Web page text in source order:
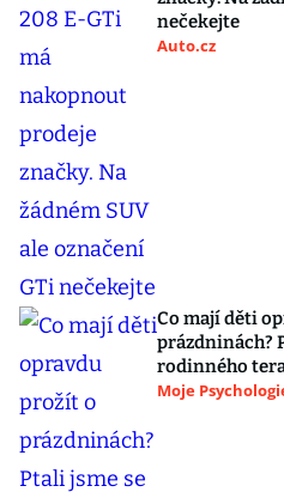
nečekejte
Auto.cz
Co mají děti
prázdninách?
rodinného
Moje